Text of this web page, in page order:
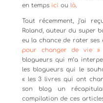
en temps ici ou là.
Tout récemment, j’ai
Roland, auteur du super
eu la chance de rater
pour changer de vie »
blogueurs qui m’a
les blogueurs qui le
« les 3 livres qui ont
son blog un
compilation de ces